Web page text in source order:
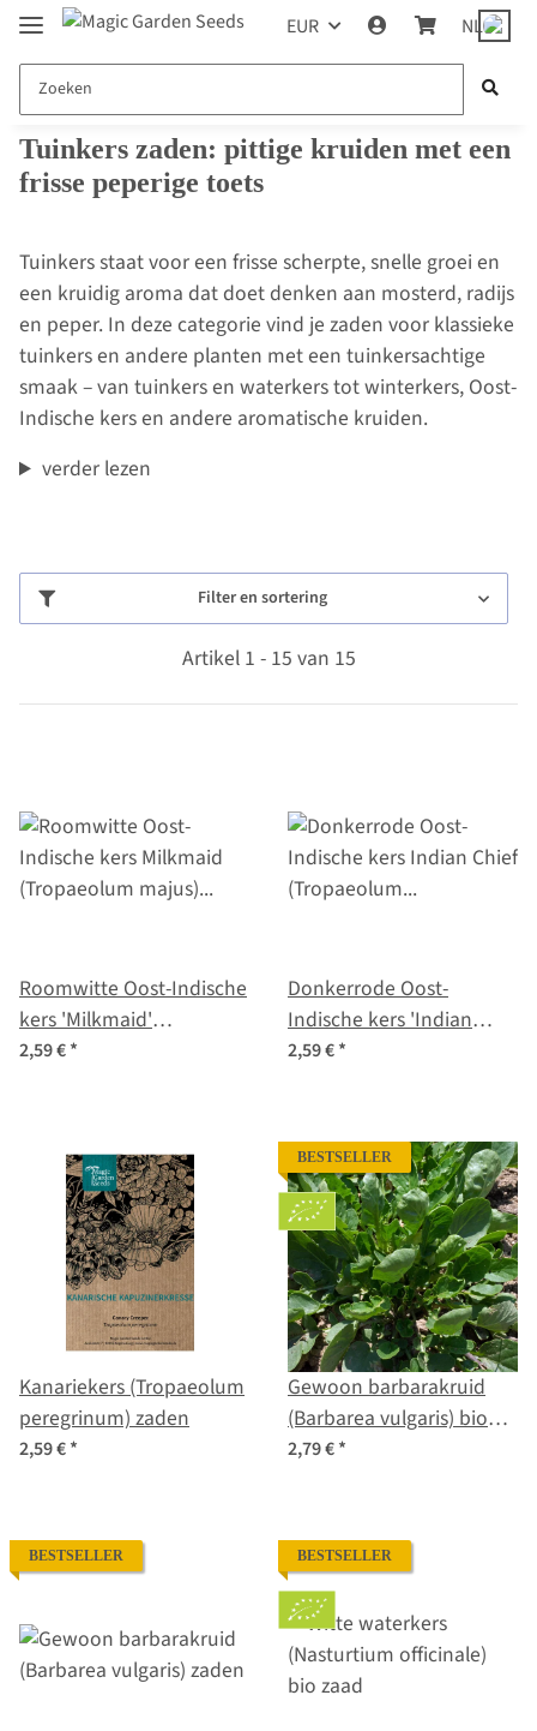
EUR NL
Tuinkers zaden: pittige kruiden met een
frisse peperige toets
Tuinkers staat voor een frisse scherpte, snelle groei en
een kruidig aroma dat doet denken aan mosterd, radijs
en peper. In deze categorie vind je zaden voor klassieke
tuinkers en andere planten met een tuinkersachtige
smaak – van tuinkers en waterkers tot winterkers, Oost-
Indische kers en andere aromatische kruiden.
verder lezen
Filter en sortering
Artikel 1 - 15 van 15
Roomwitte Oost-Indische
kers 'Milkmaid'
(Tropaeolum majus)
2,59 €*
Donkerrode Oost-
Indische kers 'Indian
Chief' (Tropaeolum
2,59 €*
Kanariekers (Tropaeolum
peregrinum) zaden
2,59 €*
BESTSELLER
Gewoon barbarakruid
(Barbarea vulgaris) bio
zaad
2,79 €*
BESTSELLER BESTSELLER